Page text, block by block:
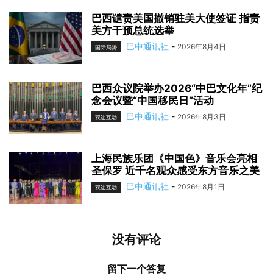
巴西谴责美国撤销驻美大使签证 指责
美方干预总统选举
国际局势 巴中通讯社 - 2026年8月4日
巴西众议院举办2026“中巴文化年”纪
念会议暨“中国移民日”活动
双边互动 巴中通讯社 - 2026年8月3日
上海民族乐团《中国色》音乐会亮相
圣保罗 近千名观众感受东方音乐之美
双边互动 巴中通讯社 - 2026年8月1日
没有评论
留下一个答复